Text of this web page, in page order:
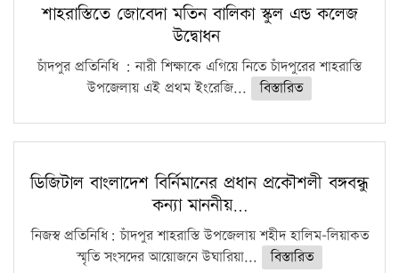
শাহরাস্তিতে জোবেদা মতিন বালিকা স্কুল এন্ড কলেজ
উদ্বোধন
চাঁদপুর প্রতিনিধি : নারী শিক্ষাকে এগিয়ে নিতে চাঁদপুরের শাহরাস্তি
উপজেলায় এই প্রথম ইংরেজি...
বিস্তারিত
ডিজিটাল বাংলাদেশ বির্নিমানের প্রধান প্রকৌশলী বঙ্গবন্ধু
কন্যা মাননীয়…
নিজস্ব প্রতিনিধি: চাঁদপুর শাহরাস্তি উপজেলায় শহীদ হালিম-লিয়াকত
স্মৃতি সংসদের আয়োজনে উঘারিয়া...
বিস্তারিত